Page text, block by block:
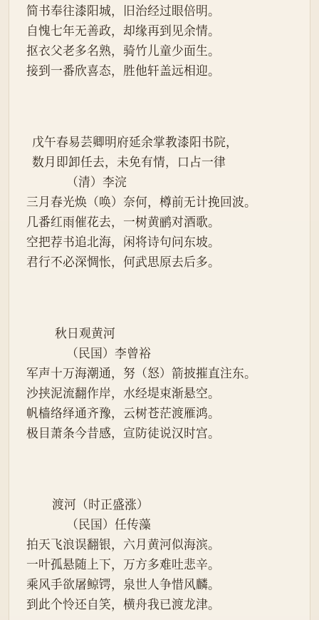
简书奉往漆阳城，旧治经过眼倍明。
自愧七年无善政，却缘再到见余情。
抠衣父老多名熟，骑竹儿童少面生。
接到一番欣喜态，胜他轩盖远相迎。
  戊午春易芸卿明府延余掌教漆阳书院，
  数月即卸任去，未免有情，口占一律
              （清）李浣
三月春光焕（唤）奈何，樽前无计挽回波。
几番红雨催花去，一树黄鹂对酒歌。
空把荐书追北海，闲将诗句问东坡。
君行不必深惆怅，何武思原去后多。
          秋日观黄河
              （民国）李曾裕
军声十万海潮通，努（怒）箭披摧直注东。
沙挟泥流翻作岸，水经堤束渐悬空。
帆樯络绎通齐豫，云树苍茫渡雁鸿。
极目萧条今昔感，宣防徒说汉时宫。
         渡河（时正盛涨）
              （民国）任传藻
拍天飞浪误翻银，六月黄河似海滨。
一叶孤悬随上下，万方多难吐悲辛。
乘风手欲屠鲸锷，泉世人争惜风麟。
到此个怜还自笑，横舟我已渡龙津。